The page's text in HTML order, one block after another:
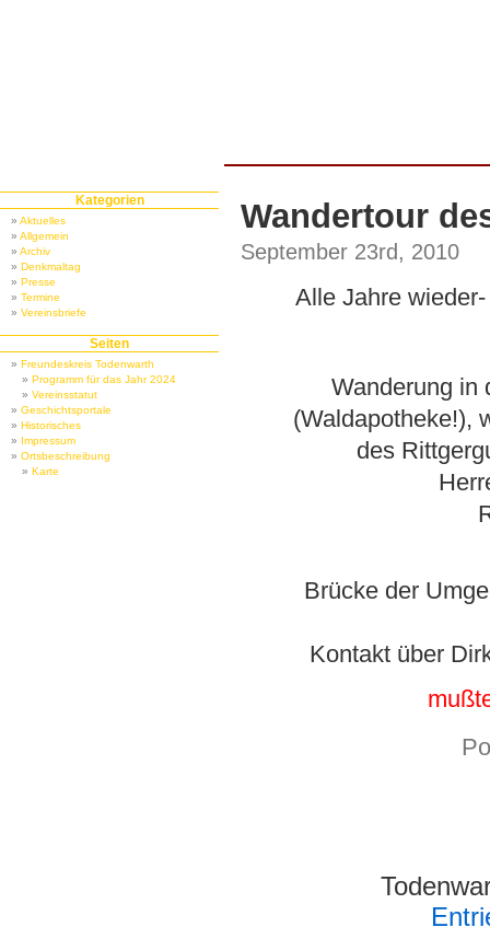
Kategorien
Aktuelles
Allgemein
Archiv
Denkmaltag
Presse
Termine
Vereinsbriefe
Seiten
Freundeskreis Todenwarth
Programm für das Jahr 2024
Vereinsstatut
Geschichtsportale
Historisches
Impressum
Ortsbeschreibung
Karte
Wandertour
September 23rd, 2010
Alle Jahre
Wanderung in
(Waldapotheke!),
des
Brücke der
Kontakt über